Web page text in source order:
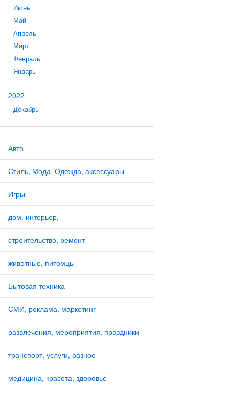
Июнь
Май
Апрель
Март
Февраль
Январь
2022
Декабрь
Авто
Стиль, Мода, Одежда, аксессуары
Игры
дом, интерьер,
строительство, ремонт
животные, питомцы
Бытовая техника
СМИ, реклама, маркетинг
развлечения, мероприятия, праздники
транспорт, услуги, разное
медицина, красота, здоровье